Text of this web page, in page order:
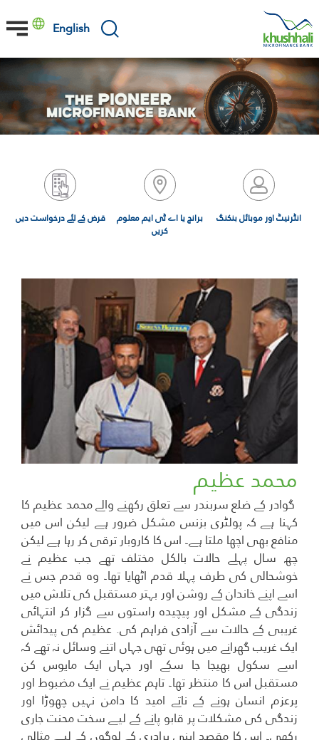
content
English
انٹرنیٹ اور موبائل بنکنگ
برانچ یا اے ٹی ایم معلوم
کریں
قرض کے لئے درخواست دیں
محمد عظیم
گوادر کے ضلع سربندر سے تعلق رکھنے والے محمد عظیم کا
کہنا ہے کہ پولٹری بزنس مشکل ضرور ہے لیکن اس میں
منافع بھی اچھا ملتا ہے۔ اس کا کاروبار ترقی کر رہا ہے لیکن
چھ سال پہلے حالات بالکل مختلف تھے جب عظیم نے
خوشحالی کی طرف پہلا قدم اٹھایا تھا۔ وہ قدم جس نے
اسے اپنے خاندان کے روشن اور بہتر مستقبل کی تلاش میں
زندگی کے مشکل اور پیچیدہ راستوں سے گزار کر انتہائی
غریبی کے حالات سے آزادی فراہم کی. عظیم کی پیدائش
ایک غریب گھرانے میں ہوئی تھی جہاں اتنے وسائل نہ تھے کہ
اسے سکول بھیجا جا سکے اور جہاں ایک مایوس کن
مستقبل اس کا منتظر تھا۔ تاہم عظیم نے ایک مضبوط اور
پرعزم انسان ہونے کے ناتے امید کا دامن نہیں چھوڑا اور
زندگی کی مشکلات پر قابو پانے کے لیے سخت محنت جاری